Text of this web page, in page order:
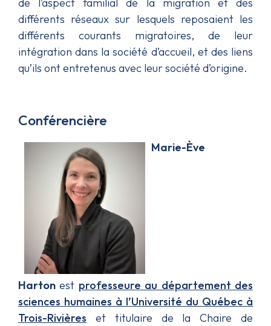
de l’aspect familial de la migration et des
différents réseaux sur lesquels reposaient les
différents courants migratoires, de leur
intégration dans la société d’accueil, et des liens
qu’ils ont entretenus avec leur société d’origine.
Conférencière
Marie-Ève
Harton est professeure au département des
sciences humaines à l’Université du Québec à
Trois-Rivières et titulaire de la Chaire de